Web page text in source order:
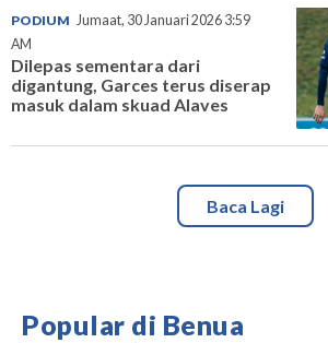
PODIUM Jumaat, 30 Januari 2026 3:59
AM
Dilepas sementara dari
digantung, Garces terus diserap
masuk dalam skuad Alaves
Baca Lagi
Popular di Benua